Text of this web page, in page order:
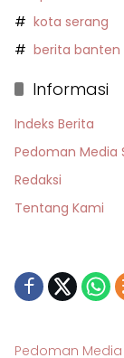
kota serang
berita banten
Informasi
Indeks Berita
Pedoman Media
Redaksi
Tentang Kami
Pedoman Media